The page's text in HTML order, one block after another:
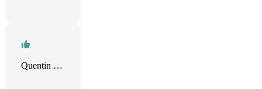
Quentin Veys